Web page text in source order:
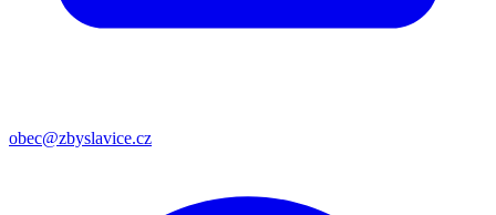
obec@zbyslavice.cz